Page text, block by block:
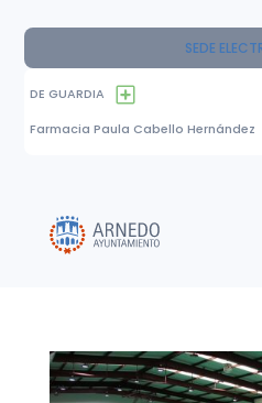
SEDE
DE GUARDIA
Farmacia Paula Cabello Hernández